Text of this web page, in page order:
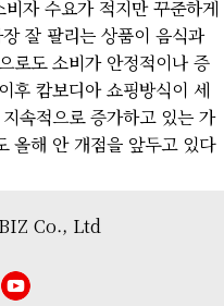
자 수요가 적지만 꾸준하게
잘 팔리는 상품이 음식과
로도 소비가 안정적이나 증
후 캄보디아 쇼핑방식이 세
속적으로 증가하고 있는 가
올해 안 개점을 앞두고 있다